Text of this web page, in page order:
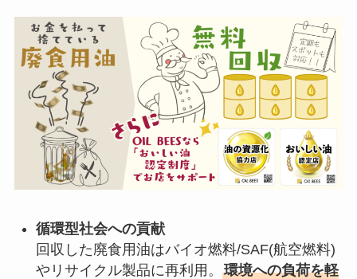
循環型社会への貢献
回収した廃食用油はバイオ燃料/SAF(航空燃料)
やリサイクル製品に再利用。 環境への負荷を軽